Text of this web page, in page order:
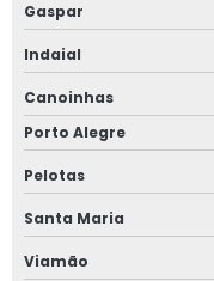
Gaspar
Indaial
Canoinhas
Porto Alegre
Pelotas
Santa Maria
Viamão